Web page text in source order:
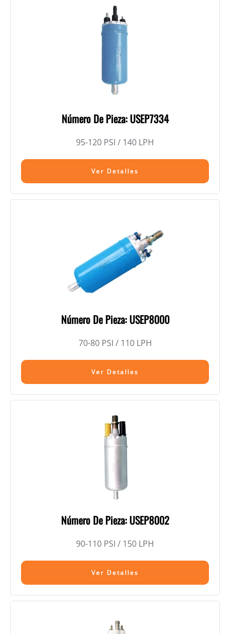
Número De Pieza: USEP7334
95-120 PSI / 140 LPH
Ver Detalles
Número De Pieza: USEP8000
70-80 PSI / 110 LPH
Ver Detalles
Número De Pieza: USEP8002
90-110 PSI / 150 LPH
Ver Detalles